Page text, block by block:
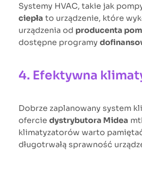
Systemy HVAC, takie jak
ciepła to urządzenie, które
urządzenia od producenta
dostępne programy
4. Efektywna
Dobrze zaplanowany system
ofercie dystrybutora Midea
klimatyzatorów warto
długotrwałą sprawność